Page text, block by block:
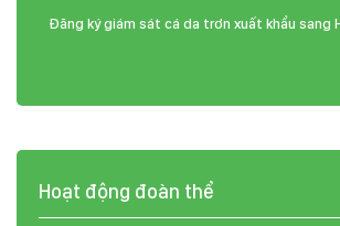
Đăng ký giám sát cá da trơn xuất khẩu sang
Hoạt động đoàn thể